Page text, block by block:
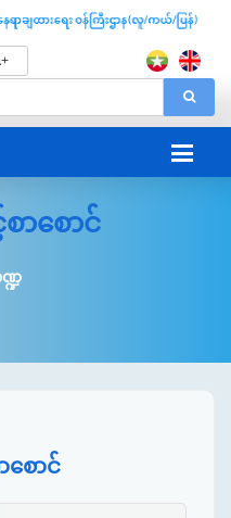
ာစောင်
ဍ
ောင်